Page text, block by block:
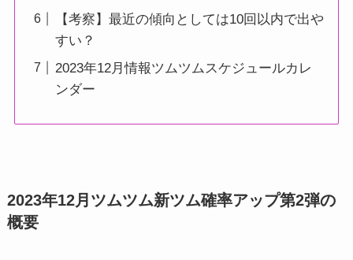
【考察】最近の傾向としては10回以内で出や
すい？
2023年12月情報ツムツムスケジュールカレ
ンダー
2023年12月ツムツム新ツム確率アップ第2弾の
概要